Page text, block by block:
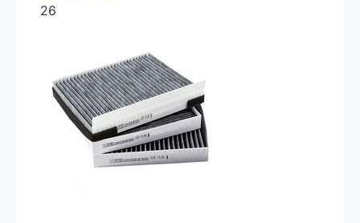
26